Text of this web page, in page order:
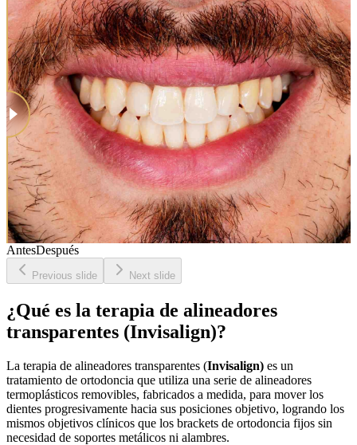
AntesDespués
Previous slide Next slide
¿Qué es la terapia de alineadores
transparentes (Invisalign)?
La terapia de alineadores transparentes (Invisalign) es un
tratamiento de ortodoncia que utiliza una serie de alineadores
termoplásticos removibles, fabricados a medida, para mover los
dientes progresivamente hacia sus posiciones objetivo, logrando los
mismos objetivos clínicos que los brackets de ortodoncia fijos sin
necesidad de soportes metálicos ni alambres.